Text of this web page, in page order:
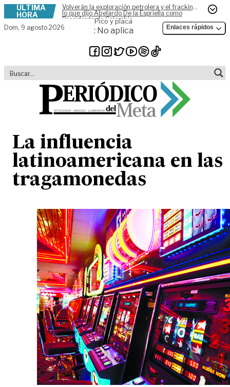
Skip to content
ÚLTIMA
HORA
Volverán la exploración petrolera y el fracking,
lo que dijo Abelardo De la Espriella como
Presidente de Colombia
Dom, 9 agosto 2026
Pico y placa
: No aplica Enlaces rápidos
La influencia
latinoamericana en las
tragamonedas